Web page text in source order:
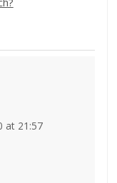
at 21:57